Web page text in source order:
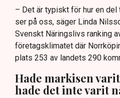
– Det är typiskt för hur en del
ser på oss, säger Linda
Svenskt Näringslivs ranking
företagsklimatet där
plats 253 av landets 290
Hade markisen
hade det inte varit